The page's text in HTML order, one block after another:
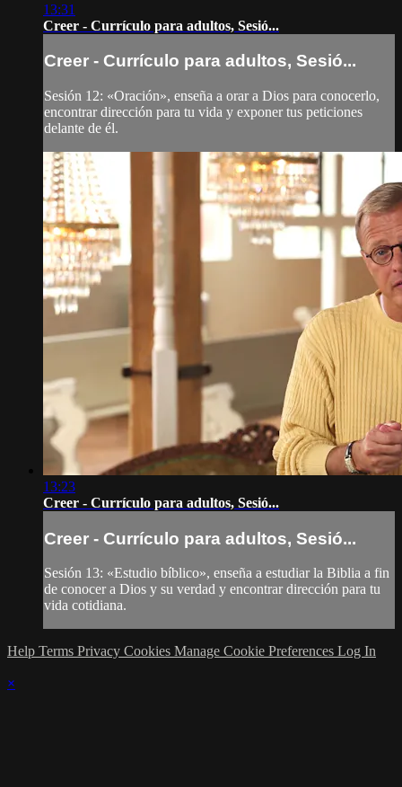
13:31
Creer - Currículo para adultos, Sesió...
Creer - Currículo para adultos, Sesió...
Sesión 12: «Oración», enseña a orar a Dios para conocerlo,
encontrar dirección para tu vida y exponer tus peticiones
delante de él.
13:23
Creer - Currículo para adultos, Sesió...
Creer - Currículo para adultos, Sesió...
Sesión 13: «Estudio bíblico», enseña a estudiar la Biblia a fin
de conocer a Dios y su verdad y encontrar dirección para tu
vida cotidiana.
Help Terms Privacy Cookies Manage Cookie Preferences Log In
×